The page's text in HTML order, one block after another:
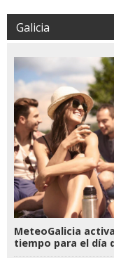
Galicia
MeteoGalicia
tiempo para el día